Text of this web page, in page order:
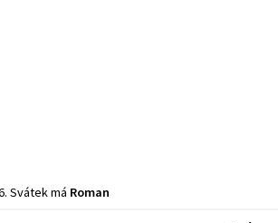
. Svátek má Roman